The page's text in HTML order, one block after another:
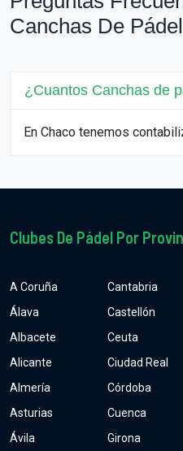
Canchas De
¿Cuantos Canchas de
En Chaco tenemos
Clubes De Pádel Por
A Coruña
Álava
Albacete
Alicante
Almería
Asturias
Ávila
Cantabria
Castellón
Ceuta
Ciudad Real
Córdoba
Cuenca
Girona